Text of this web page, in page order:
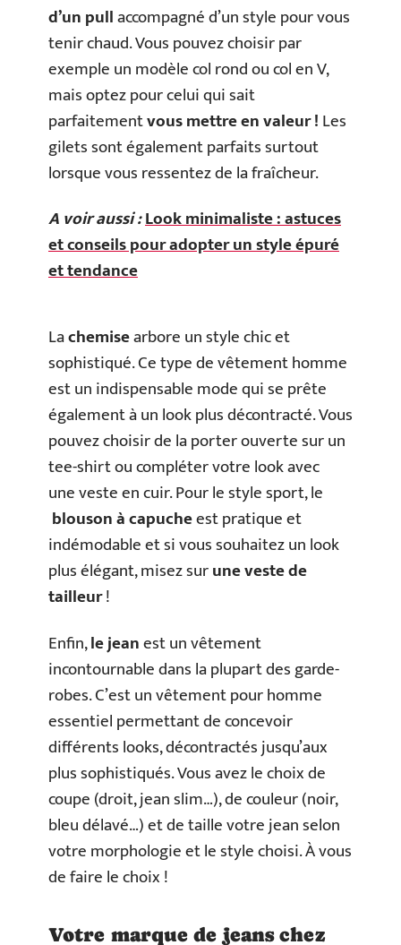
d’un pullaccompagné d’un style pour vous
tenir chaud. Vous pouvez choisir par
exemple un modèle col rond ou col en V,
mais optez pour celui qui sait
parfaitementvous mettre en valeur !Les
gilets sont également parfaits surtout
lorsque vous ressentez de la fraîcheur.
A voir aussi :Look minimaliste : astuces
et conseils pour adopter un style épuré
et tendance
Lachemisearbore un style chic et
sophistiqué. Ce type de vêtement homme
est un indispensable mode qui se prête
également à un look plus décontracté. Vous
pouvez choisir de la porter ouverte sur un
tee-shirt ou compléter votre look avec
une veste en cuir. Pour le style sport, le
blouson à capucheest pratique et
indémodable et si vous souhaitez un look
plus élégant, misez surune veste de
tailleur!
Enfin,le jeanest un vêtement
incontournable dans la plupart des garde-
robes. C’est un vêtement pour homme
essentiel permettant de concevoir
différents looks, décontractés jusqu’aux
plus sophistiqués. Vous avez le choix de
coupe (droit, jean slim…), de couleur (noir,
bleu délavé…) et de taille votre jean selon
votre morphologie et le style choisi. À vous
de faire le choix !
Votre marque de jeans chez